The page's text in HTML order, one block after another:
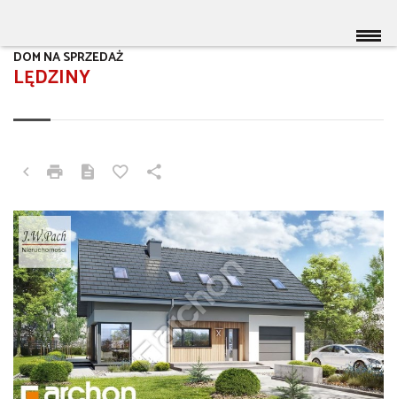
LĘDZINY
DOM NA SPRZEDAŻ